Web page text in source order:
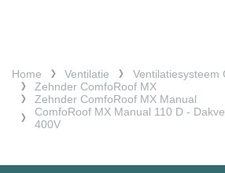
Home Ventilatie
Ventilatiesysteem
Zehnder ComfoRoof MX
Zehnder ComfoRoof MX Manual
ComfoRoof MX Manual 110 D -
400V